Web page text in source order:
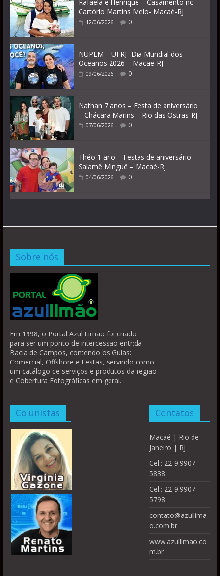
Rafaela e Henrique – Casamento no
Cartório Martins Melo- Macaé-RJ
12/06/2026 0
NUPEM – UFRJ -Dia Mundial dos
Oceanos 2026 – Macaé-RJ
09/06/2026 0
Nathan 7 anos – Festa de aniversário
– Chácara Marins – Rio das Ostras-RJ
07/06/2026 0
Théo 1 ano – Festas de aniversário –
Salamê Minguê – Macaé-RJ
04/06/2026 0
Sobre nós
Em 1998, o Portal Azul Limão foi criado
para ser um ponto de intercessão entr;da
Bacia de Campos, contendo os Guias:
Comercial, Offshore e Festas, servindo como
um catálogo de serviços e produtos da região
e Cobertura Fotográficas em geral.
Colunistas Contatos
Macaé | Rio de
Janeiro | RJ
Cel.: 22-9.9907-
5838
Cel.: 22-9.9907-
5798
contato@azullima
o.com.br
www.azullimao.co
m.br